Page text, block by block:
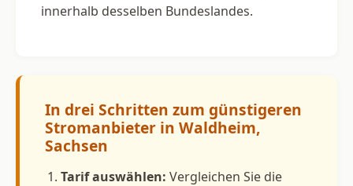
innerhalb desselben Bundeslandes.
In drei Schritten zum günstigeren
Stromanbieter in Waldheim,
Sachsen
Tarif auswählen: Vergleichen Sie die